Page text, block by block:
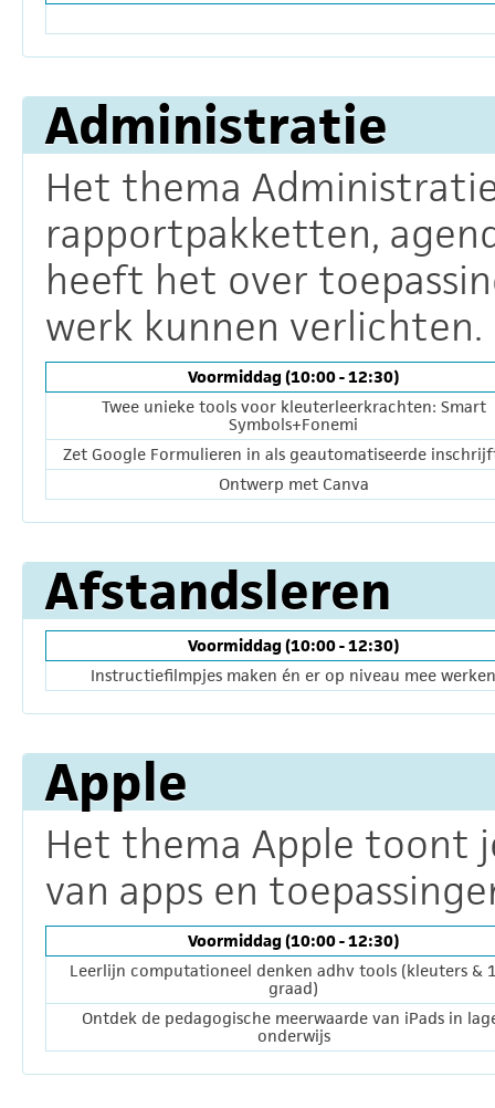
Administratie
Het thema
rapportpakketten,
heeft het over
werk kunnen verlichten.
Voormiddag (10:00 - 12:30)
Twee unieke tools voor kleuterleerkrachten: Smart
Symbols+Fonemi
Zet Google Formulieren in als geautomatiseerde
Ontwerp met Canva
Afstandsleren
Voormiddag (10:00 - 12:30)
Instructiefilmpjes maken én er op niveau mee werken
Apple
Het thema Apple toont
van apps en
Voormiddag (10:00 - 12:30)
Leerlijn computationeel denken adhv tools (kleuters &
graad)
Ontdek de pedagogische meerwaarde van iPads in
onderwijs